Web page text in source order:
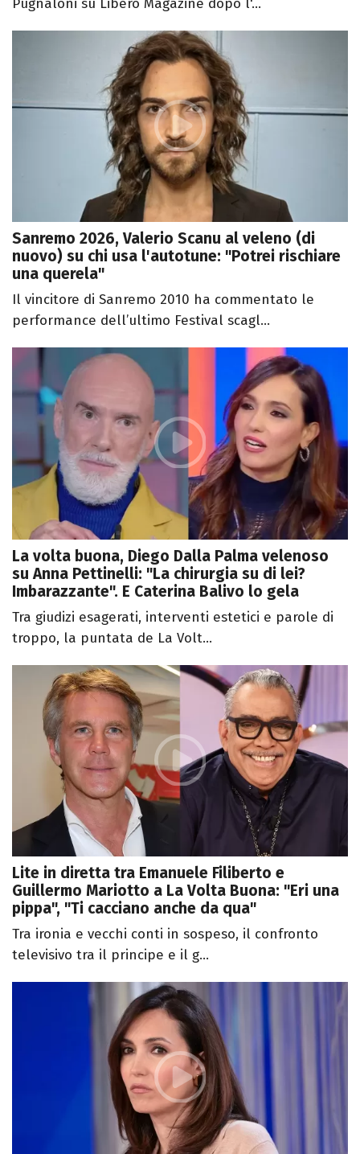
Sanremo 2026, Valerio Scanu al veleno (di
nuovo) su chi usa l'autotune: "Potrei rischiare
una querela"
Il vincitore di Sanremo 2010 ha commentato le
performance dell’ultimo Festival scagl...
La volta buona, Diego Dalla Palma velenoso
su Anna Pettinelli: "La chirurgia su di lei?
Imbarazzante". E Caterina Balivo lo gela
Tra giudizi esagerati, interventi estetici e parole di
troppo, la puntata de La Volt...
Lite in diretta tra Emanuele Filiberto e
Guillermo Mariotto a La Volta Buona: "Eri una
pippa", "Ti cacciano anche da qua"
Tra ironia e vecchi conti in sospeso, il confronto
televisivo tra il principe e il g...